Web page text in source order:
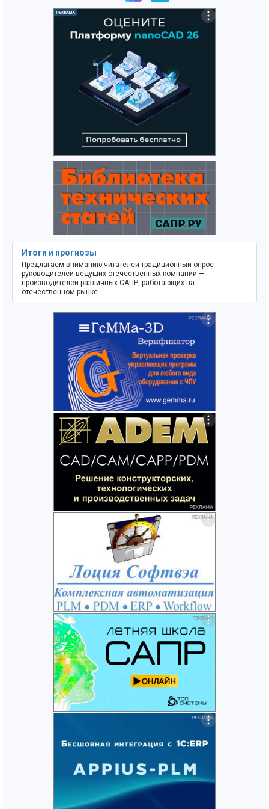
Итоги и прогнозы
Предлагаем вниманию читателей традиционный опрос
руководителей ведущих отечественных компаний —
производителей различных САПР, работающих на
отечественном рынке